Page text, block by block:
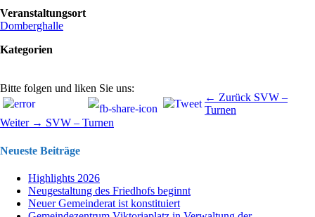
Veranstaltungsort
Domberghalle
Kategorien
Bitte folgen und liken Sie uns:
Beitragsnavigation ← Zurück SVW –
Turnen
Weiter → Nächster
SVW – Turnen
Neueste Beiträge
Highlights 2026
Neugestaltung des Friedhofs beginnt
Neuer Gemeinderat ist konstituiert